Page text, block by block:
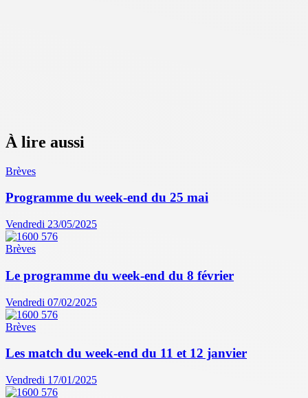
À lire aussi
Brèves
Programme du week-end du 25 mai
Vendredi 23/05/2025
Brèves
Le programme du week-end du 8 février
Vendredi 07/02/2025
Brèves
Les match du week-end du 11 et 12 janvier
Vendredi 17/01/2025